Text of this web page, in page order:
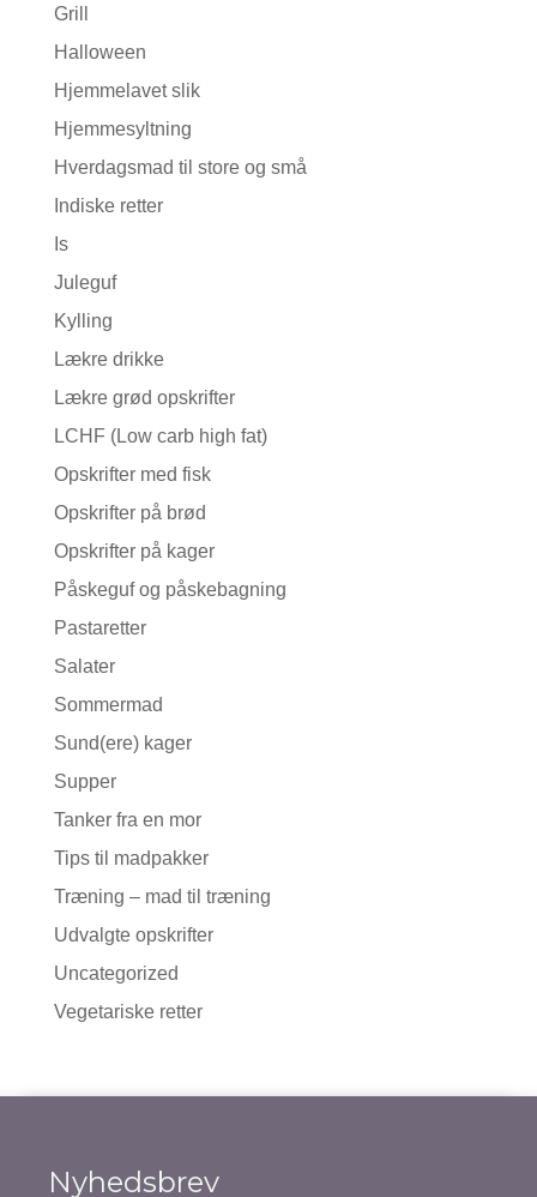
Grill
Halloween
Hjemmelavet slik
Hjemmesyltning
Hverdagsmad til store og små
Indiske retter
Is
Juleguf
Kylling
Lækre drikke
Lækre grød opskrifter
LCHF (Low carb high fat)
Opskrifter med fisk
Opskrifter på brød
Opskrifter på kager
Påskeguf og påskebagning
Pastaretter
Salater
Sommermad
Sund(ere) kager
Supper
Tanker fra en mor
Tips til madpakker
Træning – mad til træning
Udvalgte opskrifter
Uncategorized
Vegetariske retter
Nyhedsbrev